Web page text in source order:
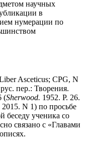
научных
в
нумерации по
Asceticus; CPG, N
пер.: Творения.
(Sherwood. 1952. P. 26.
2015. N 1) по просьбе
беседу ученика со
связано с «Главами